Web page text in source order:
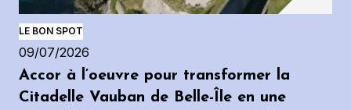
LE BON SPOT
09/07/2026
Accor à l’oeuvre pour transformer la
Citadelle Vauban de Belle-Île en une